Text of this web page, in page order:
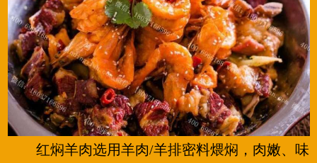
红焖羊肉选用羊肉/羊排密料煨焖，肉嫩、味